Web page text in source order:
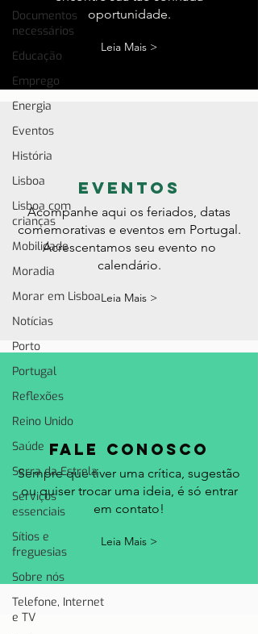
Documentos
necessários
Educação
Emprego
Energia
Eventos
História
Lisboa
Lisboa com
crianças
Mobilidade
Moradia
Morar em Lisboa
Notícias
Porto
Portugal
Reflexões
Reino Unido
Saúde
Serra da Estrela
Serviços
essenciais
Sítios e
freguesias
Sobre nós
Telefone, Internet
e TV
oportunidade.
Leia Mais >
eventos
Acompanhe aqui os feriados, datas
comemorativas e eventos em Portugal.
Acrescentamos seu evento no
calendário.
Leia Mais >
fale conosco
Sempre que tiver uma crítica, sugestão
ou quiser trocar uma ideia, é só entrar
em contato!
Leia Mais >